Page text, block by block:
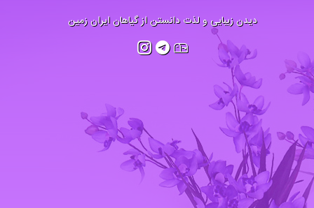
دیدن زیبایی و لذت دانستن از گیاهان ایران زمین